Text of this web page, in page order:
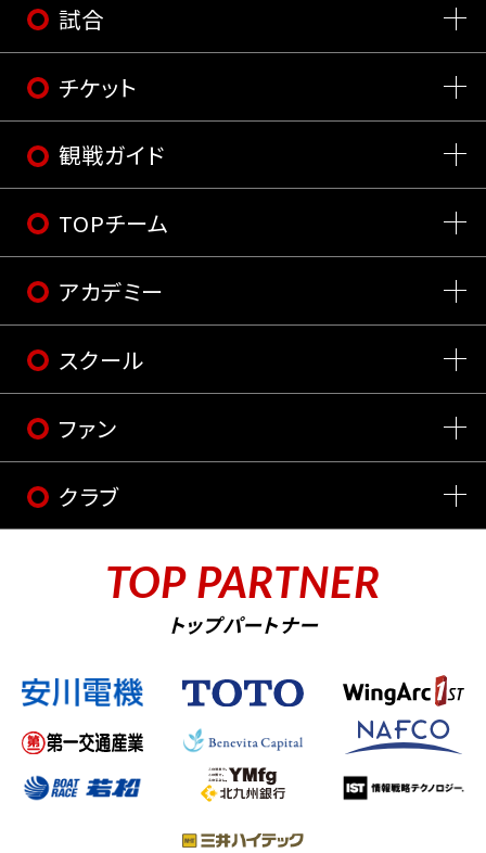
試合
チケット
観戦ガイド
TOPチーム
アカデミー
スクール
ファン
クラブ
TOP PARTNER
トップパートナー